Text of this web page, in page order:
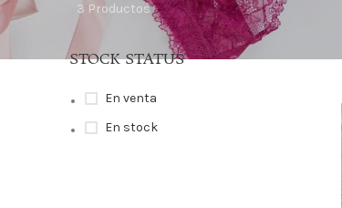
3 Productos
STOCK STATUS
En venta
En stock